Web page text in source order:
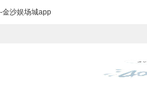
-金沙娱场城app